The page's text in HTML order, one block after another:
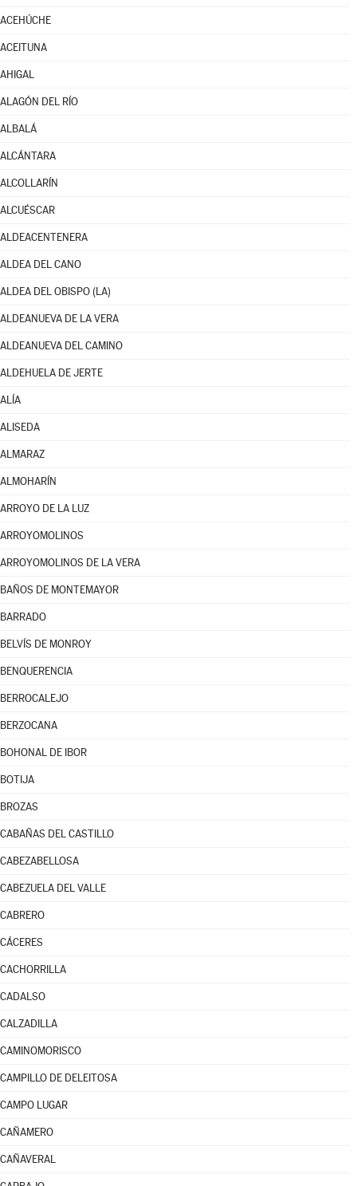
ACEHÚCHE
ACEITUNA
AHIGAL
ALAGÓN DEL RÍO
ALBALÁ
ALCÁNTARA
ALCOLLARÍN
ALCUÉSCAR
ALDEACENTENERA
ALDEA DEL CANO
ALDEA DEL OBISPO (LA)
ALDEANUEVA DE LA VERA
ALDEANUEVA DEL CAMINO
ALDEHUELA DE JERTE
ALÍA
ALISEDA
ALMARAZ
ALMOHARÍN
ARROYO DE LA LUZ
ARROYOMOLINOS
ARROYOMOLINOS DE LA VERA
BAÑOS DE MONTEMAYOR
BARRADO
BELVÍS DE MONROY
BENQUERENCIA
BERROCALEJO
BERZOCANA
BOHONAL DE IBOR
BOTIJA
BROZAS
CABAÑAS DEL CASTILLO
CABEZABELLOSA
CABEZUELA DEL VALLE
CABRERO
CÁCERES
CACHORRILLA
CADALSO
CALZADILLA
CAMINOMORISCO
CAMPILLO DE DELEITOSA
CAMPO LUGAR
CAÑAMERO
CAÑAVERAL